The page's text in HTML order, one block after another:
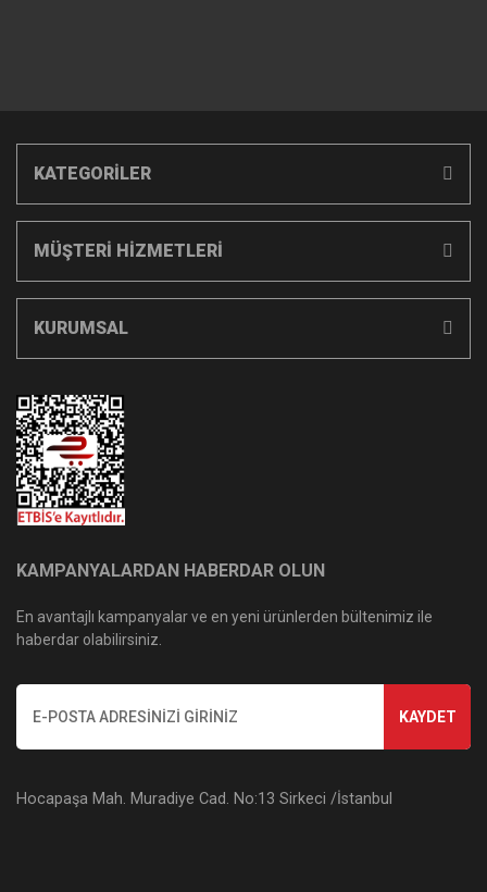
KATEGORİLER
MÜŞTERİ HİZMETLERİ
KURUMSAL
KAMPANYALARDAN HABERDAR OLUN
En avantajlı kampanyalar ve en yeni ürünlerden bültenimiz ile
haberdar olabilirsiniz.
KAYDET
Hocapaşa Mah. Muradiye Cad. No:13 Sirkeci /İstanbul